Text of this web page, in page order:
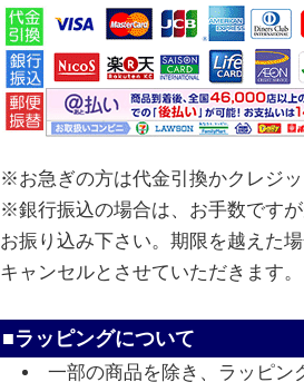
※お急ぎの方は代金引換かクレジ
※銀行振込の場合は、お手数です
お振り込み下さい。期限を越えた
キャンセルとさせていただきます。
■ラッピングについて
一部の商品を除き、ラッピン